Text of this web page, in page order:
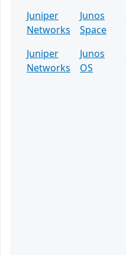
Juniper
Networks
Junos
Space
Juniper
Networks
Junos
OS